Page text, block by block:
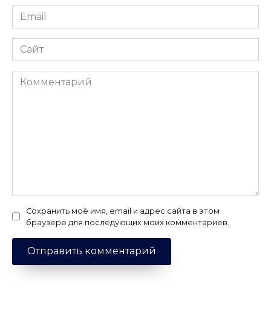
Email
*
Сайт
Комментарий
Сохранить моё имя, email и адрес сайта в этом
браузере для последующих моих комментариев.